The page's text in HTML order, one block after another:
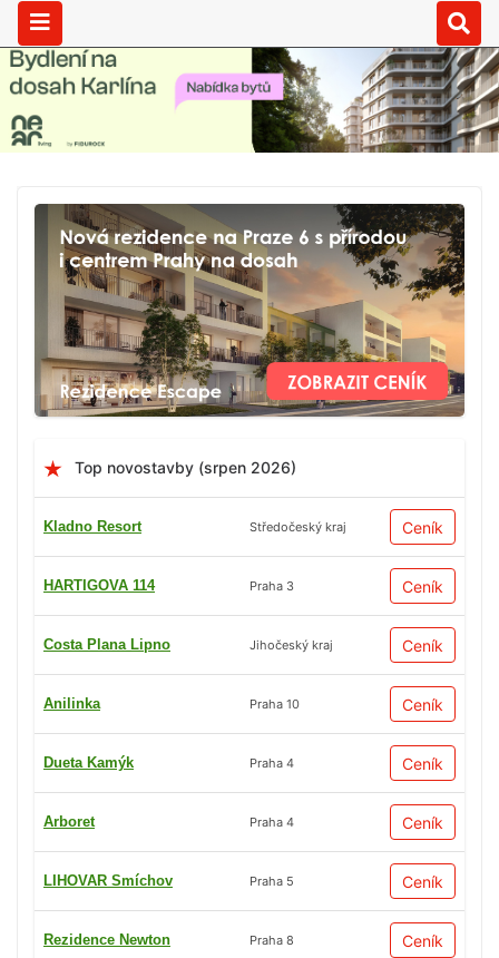
Top novostavby (srpen 2026)
Kladno Resort Středočeský kraj Ceník
HARTIGOVA 114 Praha 3 Ceník
Costa Plana Lipno Jihočeský kraj Ceník
Anilinka Praha 10 Ceník
Dueta Kamýk Praha 4 Ceník
Arboret Praha 4 Ceník
LIHOVAR Smíchov Praha 5 Ceník
Rezidence Newton Praha 8 Ceník